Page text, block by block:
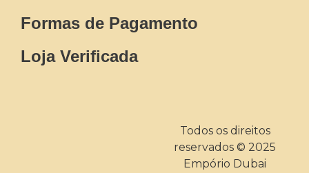
Formas de Pagamento
Loja Verificada
Todos os direitos
reservados © 2025
Empório Dubai